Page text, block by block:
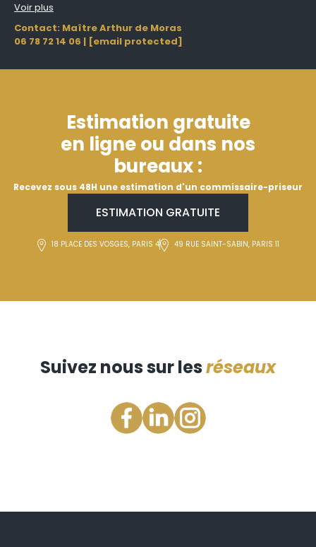
Voir plus
Contact: Maître Arthur de Moras
06 78 72 14 06 | [email protected]
Estimation gratuite
en ligne ou dans nos
bureaux :
Recevez sous 48H une estimation d'un commissaire-priseur
ESTIMATION GRATUITE
18 PLACE DES VOSGES, PARIS 4 49 RUE SAINT-SABIN, PARIS 11
Suivez nous sur lesréseaux